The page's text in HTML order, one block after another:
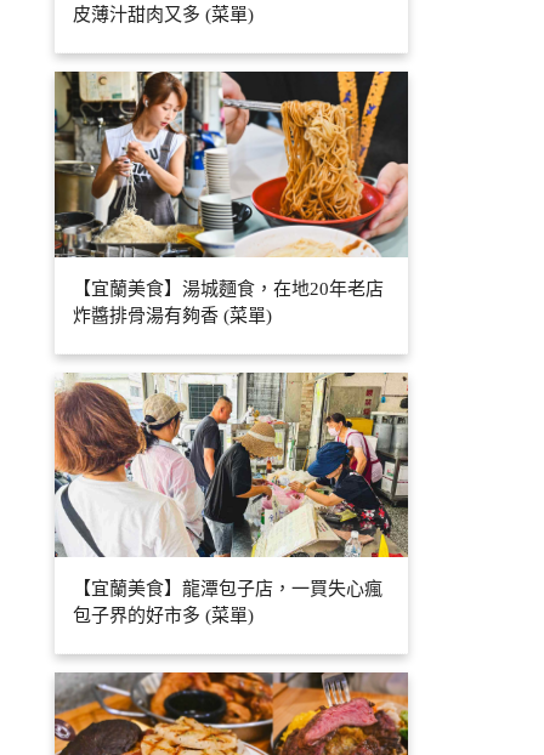
皮薄汁甜肉又多 (菜單)
【宜蘭美食】湯城麵食，在地20年老店
炸醬排骨湯有夠香 (菜單)
【宜蘭美食】龍潭包子店，一買失心瘋
包子界的好市多 (菜單)